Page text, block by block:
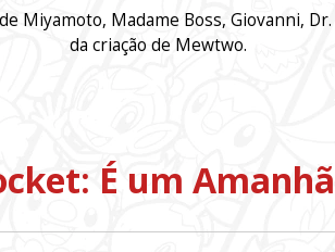
Miyamoto, Madame Boss, Giovanni,
da criação de Mewtwo.
É um